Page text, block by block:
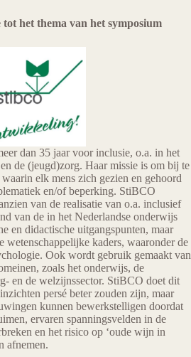
het thema van het symposium
dan 35 jaar voor inclusie, o.a. in het
de (jeugd)zorg. Haar missie is om bij te
elk mens zich gezien en gehoord
en/of beperking. StiBCO
van de realisatie van o.a. inclusief
van de in het Nederlandse onderwijs
en didactische uitgangspunten, maar
wetenschappelijke kaders, waaronder de
Ook wordt gebruik gemaakt van
zoals het onderwijs, de
en de welzijnssector. StiBCO doet dit
persé beter zouden zijn, maar
kunnen bewerkstelligen doordat
ervaren spanningsvelden in de
en het risico op ‘oude wijn in
afnemen.